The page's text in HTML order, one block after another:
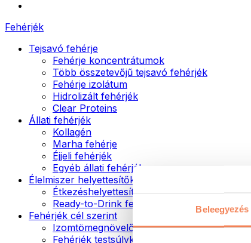
Beleegyezés
Fehérjék
Tejsavó fehérje
Fehérje koncentrátumok
Több összetevőjű tejsavó fehérjék
Fehérje izolátum
Hidrolizált fehérjék
Clear Proteins
Állati fehérjék
Kollagén
Marha fehérje
Éjjeli fehérjék
Egyéb állati fehérjék
Élelmiszer helyettesítők
Étkezéshelyettesítő porok
Ready-to-Drink fehérjeitalok
Fehérjék cél szerint
Izomtömegnövelők
Fehérjék testsúlykontroll támogatásához